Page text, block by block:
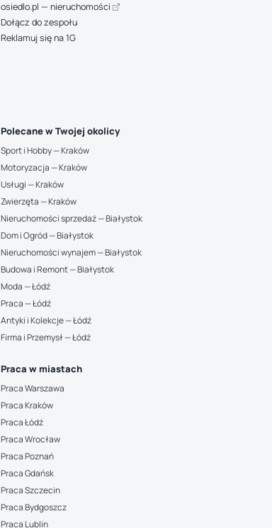
osiedlo.pl — nieruchomości
Dołącz do zespołu
Reklamuj się na 1G
Polecane w Twojej okolicy
Sport i Hobby — Kraków
Motoryzacja — Kraków
Usługi — Kraków
Zwierzęta — Kraków
Nieruchomości sprzedaż — Białystok
Dom i Ogród — Białystok
Nieruchomości wynajem — Białystok
Budowa i Remont — Białystok
Moda — Łódź
Praca — Łódź
Antyki i Kolekcje — Łódź
Firma i Przemysł — Łódź
Praca w miastach
Praca Warszawa
Praca Kraków
Praca Łódź
Praca Wrocław
Praca Poznań
Praca Gdańsk
Praca Szczecin
Praca Bydgoszcz
Praca Lublin